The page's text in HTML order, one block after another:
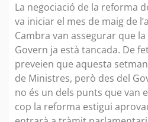
La negociació de la reforma
va iniciar el mes de maig de
Cambra van assegurar que
Govern ja està tancada. De
preveien que aquesta
de Ministres, però des del
no és un dels punts que van
cop la reforma estigui